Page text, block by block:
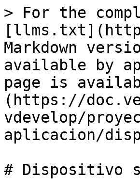
> For the
Markdown
available by
page is
(https://
vdevelop/
aplicacion/
# Dispositivo